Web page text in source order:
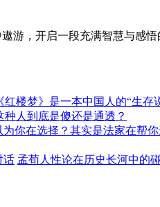
游，开启一段充满智慧与感悟
红楼梦》是一本中国人的“生存
人到底是傻还是通透？
为你在选择？其实是法家在帮
话 孟荀人性论在历史长河中的